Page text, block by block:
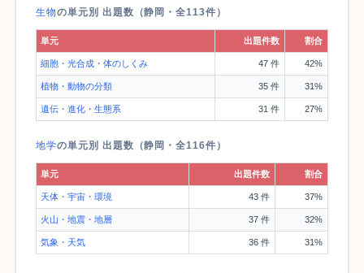
生物の単元別 出題数（静岡・全113件）
単元 出題件数 割合
細胞・光合成・体のしくみ 47 件 42%
植物・動物の分類 35 件 31%
遺伝・進化・生態系 31 件 27%
地学の単元別 出題数（静岡・全116件）
単元 出題件数 割合
天体・宇宙・環境 43 件 37%
火山・地震・地層 37 件 32%
気象・天気 36 件 31%